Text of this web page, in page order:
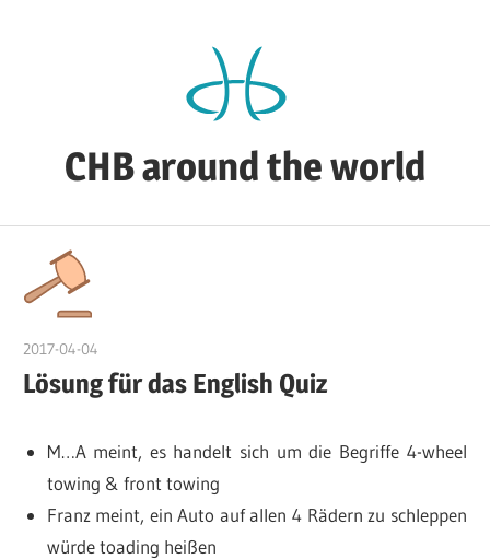
CHB around the world
2017-04-04
Lösung für das English Quiz
M…A meint, es handelt sich um die Begriffe 4-wheel
towing & front towing
Franz meint, ein Auto auf allen 4 Rädern zu schleppen
würde toading heißen